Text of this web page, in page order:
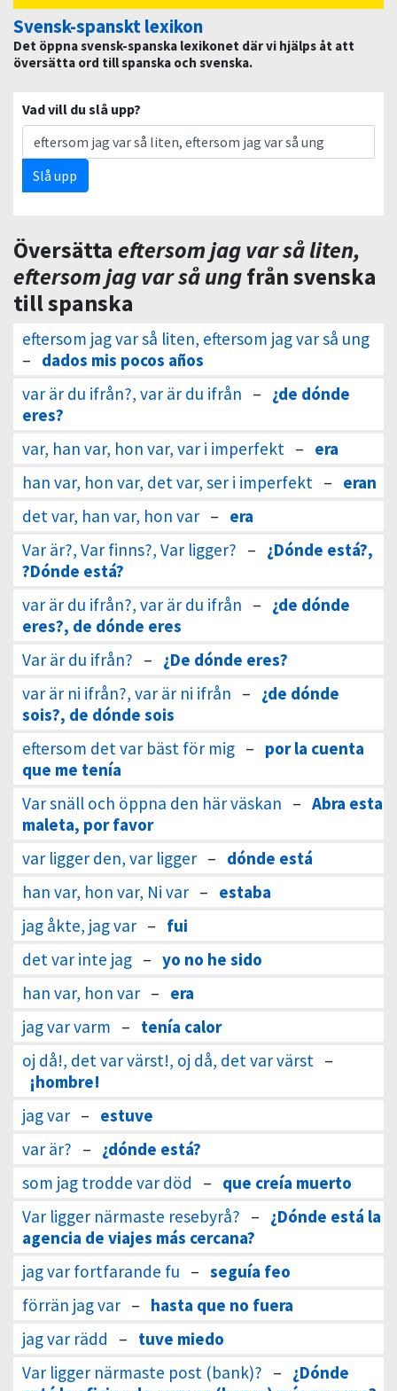
Svensk-spanskt lexikon
Det öppna svensk-spanska lexikonet där vi hjälps åt att
översätta ord till spanska och svenska.
Vad vill du slå upp?
Slå upp
Översätta eftersom jag var så liten,
eftersom jag var så ungfrån svenska
till spanska
eftersom jag var så liten, eftersom jag var så ung
– dados mis pocos años
var är du ifrån?, var är du ifrån – ¿de dónde
eres?
var, han var, hon var, var i imperfekt – era
han var, hon var, det var, ser i imperfekt – eran
det var, han var, hon var – era
Var är?, Var finns?, Var ligger? – ¿Dónde está?,
?Dónde está?
var är du ifrån?, var är du ifrån – ¿de dónde
eres?, de dónde eres
Var är du ifrån? – ¿De dónde eres?
var är ni ifrån?, var är ni ifrån – ¿de dónde
sois?, de dónde sois
eftersom det var bäst för mig – por la cuenta
que me tenía
Var snäll och öppna den här väskan – Abra esta
maleta, por favor
var ligger den, var ligger – dónde está
han var, hon var, Ni var – estaba
jag åkte, jag var – fui
det var inte jag – yo no he sido
han var, hon var – era
jag var varm – tenía calor
oj då!, det var värst!, oj då, det var värst –
¡hombre!
jag var – estuve
var är? – ¿dónde está?
som jag trodde var död
– que creía muerto
Var ligger närmaste resebyrå? – ¿Dónde está la
agencia de viajes más cercana?
jag var fortfarande fu – seguía feo
förrän jag var – hasta que no fuera
jag var rädd
– tuve miedo
Var ligger närmaste post (bank)? – ¿Dónde